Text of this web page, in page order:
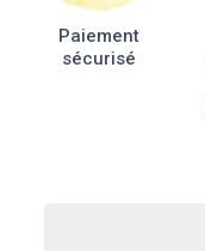
Paiement
sécurisé